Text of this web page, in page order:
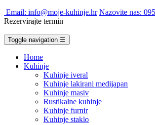
Email: info@moje-kuhinje.hr Nazovite nas:
Rezervirajte termin
Toggle navigation ☰
Home
Kuhinje
Kuhinje iveral
Kuhinje lakirani medijapan
Kuhinje masiv
Rustikalne kuhinje
Kuhinje furnir
Kuhinje staklo